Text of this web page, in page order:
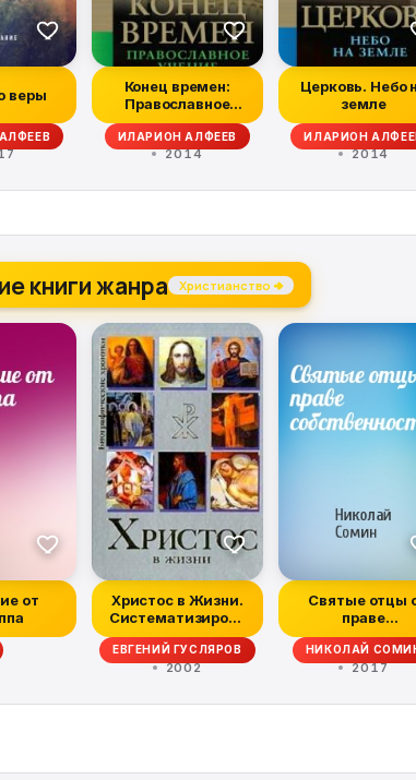
веры
Конец времен:
Православное
учение
ИЛАРИОН АЛФЕЕВ
2014
Церковь. Небо
земле
ИЛАРИОН
2014
книги жанра Христианство →
от
Христос в Жизни.
Систематизирова
нный свод
воспомин...
ЕВГЕНИЙ ГУСЛЯРОВ
2002
Святые отцы
праве
НИКОЛАЙ
2017